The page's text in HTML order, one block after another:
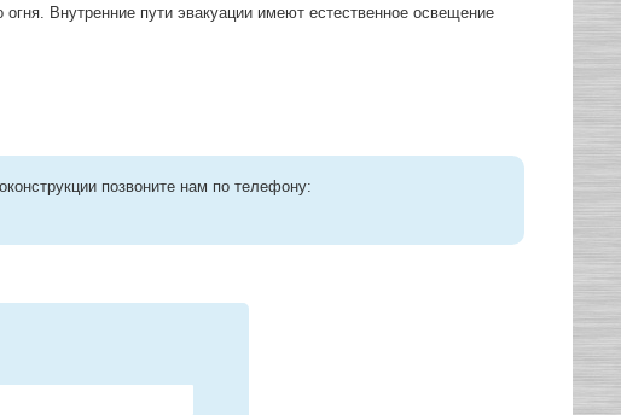
Внутренние пути эвакуации имеют естественное освещение
позвоните нам по телефону: